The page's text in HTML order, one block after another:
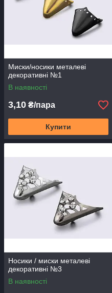
Миски/носики металеві
декоративні №1
В наявності
3,10 ₴/пара
Купити
Носики / миски металеві
декоративні №3
В наявності